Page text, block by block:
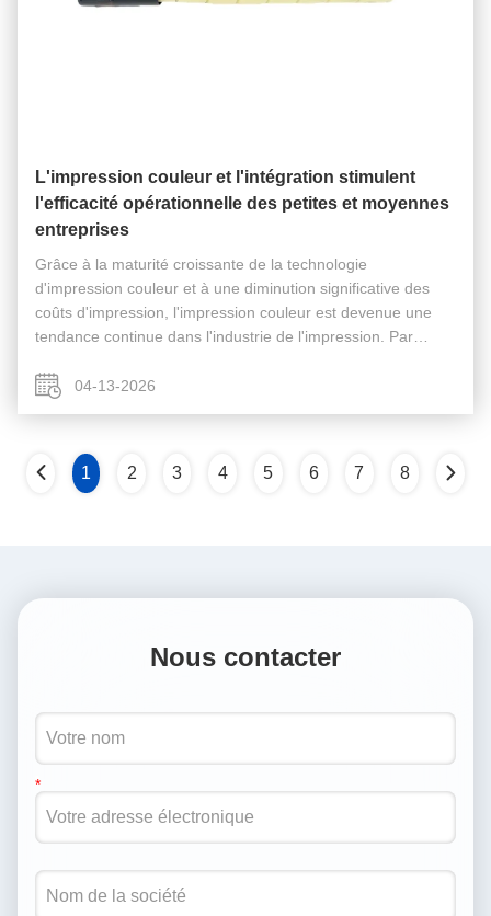
L'impression couleur et l'intégration stimulent
l'efficacité opérationnelle des petites et moyennes
entreprises
Grâce à la maturité croissante de la technologie
d'impression couleur et à une diminution significative des
coûts d'impression, l'impression couleur est devenue une
tendance continue dans l'industrie de l'impression. Par
multifonctions couleur ...
04-13-2026
1 2 3 4 5 6 7 8
Nous contacter